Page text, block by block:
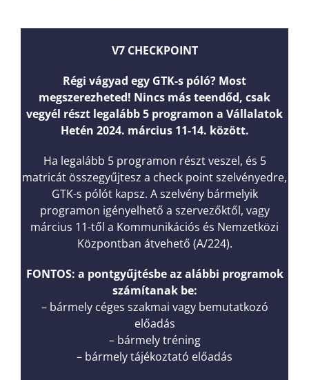
V7 CHECKPOINT
Régi vágyad egy GTK-s póló? Most
megszerezheted! Nincs más teendőd, csak
vegyél részt legalább 5 programon a Vállalatok
Hetén 2024. március 11-14. között.
Ha legalább 5 programon részt veszel, és 5
matricát összegyűjtesz a check point szelvényedre,
GTK-s pólót kapsz. A szelvény bármelyik
programon igényelhető a szervezőktől, vagy
március 11-től a Kommunikációs és Nemzetközi
Központban átvehető (A/224).
FONTOS: a pontgyűjtésbe az alábbi programok
számítanak be:
– bármely céges szakmai vagy bemutatkozó
előadás
– bármely tréning
– bármely tájékoztató előadás